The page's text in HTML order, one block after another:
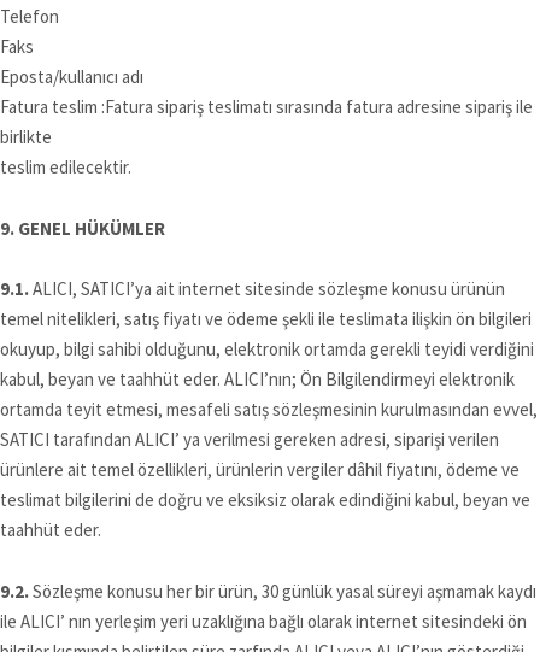
Telefon
Faks
Eposta/kullanıcı adı
Fatura teslim :Fatura sipariş teslimatı sırasında fatura adresine sipariş ile
birlikte
teslim edilecektir.
9. GENEL HÜKÜMLER
9.1.ALICI, SATICI’ya ait internet sitesinde sözleşme konusu ürünün
temel nitelikleri, satış fiyatı ve ödeme şekli ile teslimata ilişkin ön bilgileri
okuyup, bilgi sahibi olduğunu, elektronik ortamda gerekli teyidi verdiğini
kabul, beyan ve taahhüt eder. ALICI’nın; Ön Bilgilendirmeyi elektronik
ortamda teyit etmesi, mesafeli satış sözleşmesinin kurulmasından evvel,
SATICI tarafından ALICI’ ya verilmesi gereken adresi, siparişi verilen
ürünlere ait temel özellikleri, ürünlerin vergiler dâhil fiyatını, ödeme ve
teslimat bilgilerini de doğru ve eksiksiz olarak edindiğini kabul, beyan ve
taahhüt eder.
9.2.Sözleşme konusu her bir ürün, 30 günlük yasal süreyi aşmamak kaydı
ile ALICI’ nın yerleşim yeri uzaklığına bağlı olarak internet sitesindeki ön